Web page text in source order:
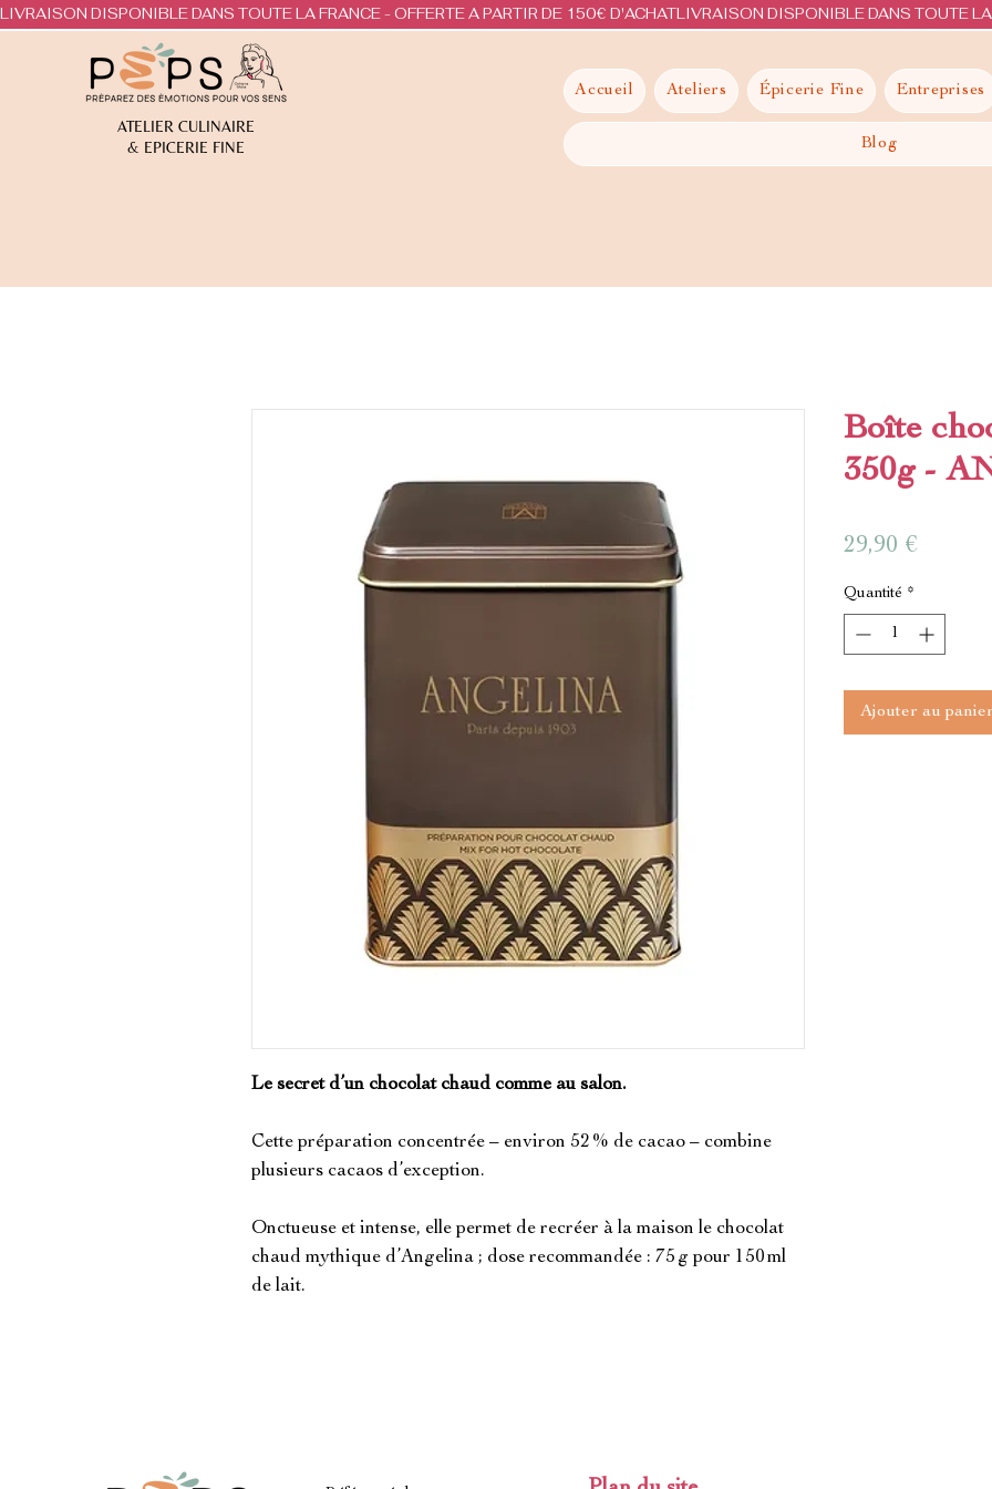
LIVRAISON DISPONIBLE DANS TOUTE LA FRANCE - OFFERTE A PARTIR DE 150€ D'ACHAT
ATELIER CULINAIRE
& EPICERIE FINE
Accueil Ateliers Épicerie Fine Entreprises
Blog
Le secret d’un chocolat chaud comme au salon.
Cette préparation concentrée – environ 52 % de cacao – combine
plusieurs cacaos d’exception.
Onctueuse et intense, elle permet de recréer à la maison le chocolat
chaud mythique d’Angelina ; dose recommandée : 75 g pour 150 ml
de lait.
Boîte
350g -
29,90 €Prix
Quantité *
Ajouter au